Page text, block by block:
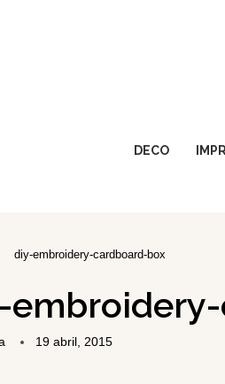
DECO
diy-embroidery-cardboard-box
19 abril, 2015